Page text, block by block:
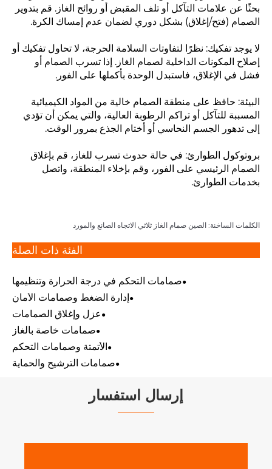
بحثًا عن علامات التآكل أو تلف المقبض أو روائح الغاز. قم بتدوير
الصمام (فتح/إغلاق) بشكل دوري لضمان عدم إمساك الكرة.
لا يوجد تفكيك: نظرًا لتفاوتات السلامة الحرجة، لا تحاول تفكيك أو
إصلاح المكونات الداخلية لصمام الغاز. إذا تسرب الصمام أو
فشل في الإغلاق، فاستبدل الوحدة بأكملها على الفور.
البيئة: حافظ على منطقة الصمام خالية من المواد الكيميائية
المسببة للتآكل أو تراكم الرطوبة العالية، والتي يمكن أن تؤدي
إلى تدهور الجسم النحاسي أو أختام الجذع بمرور الوقت.
بروتوكول الطوارئ: في حالة حدوث تسرب للغاز، قم بإغلاق
الصمام الرئيسي على الفور، وقم بإخلاء المنطقة، واتصل
بخدمات الطوارئ.
الكلمات الساخنة: الصين صمام الغاز ثلاثي الاتجاه الصانع والمورد
الفئة ذات الصلة
صمامات التحكم في درجة الحرارة وتنظيمها
إدارة الضغط وصمامات الأمان
عزل وإغلاق الصمامات
صمامات خاصة بالغاز
الأتمتة وصمامات التحكم
صمامات الترشيح والحماية
إرسال استفسار